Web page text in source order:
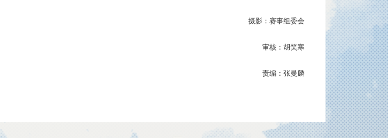
摄影：赛事组委会
审核：胡笑寒
责编：张曼麟